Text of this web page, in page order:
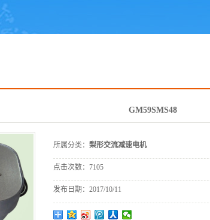
GM59SMS48
所属分类： 梨形交流减速电机
点击次数： 7105
发布日期： 2017/10/11